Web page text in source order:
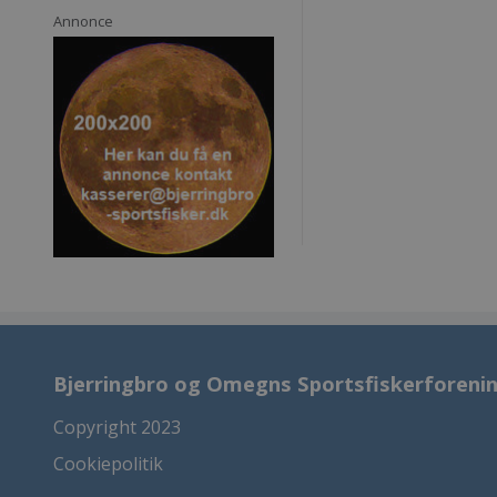
Annonce
Bjerringbro og Omegns
Copyright 2023
Cookiepolitik